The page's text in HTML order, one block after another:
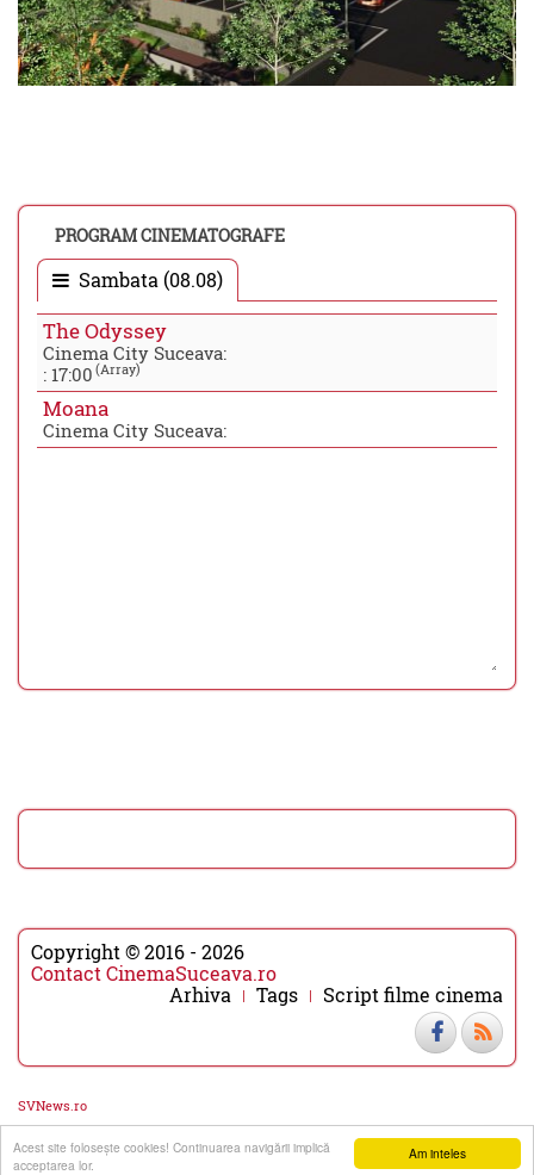
Am inteles
Acest site foloseşte cookies! Continuarea navigării implică
acceptarea lor.
PROGRAM CINEMATOGRAFE
Sambata (08.08)
The Odyssey
Cinema City Suceava:
: 17:00 (Array)
Moana
Cinema City Suceava:
Copyright © 2016 - 2026
Contact CinemaSuceava.ro
Arhiva
Tags Script filme cinema
SVNews.ro
▼